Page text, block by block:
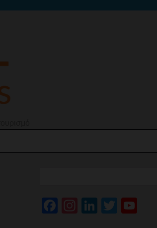
Facebook
Instagram
LinkedIn